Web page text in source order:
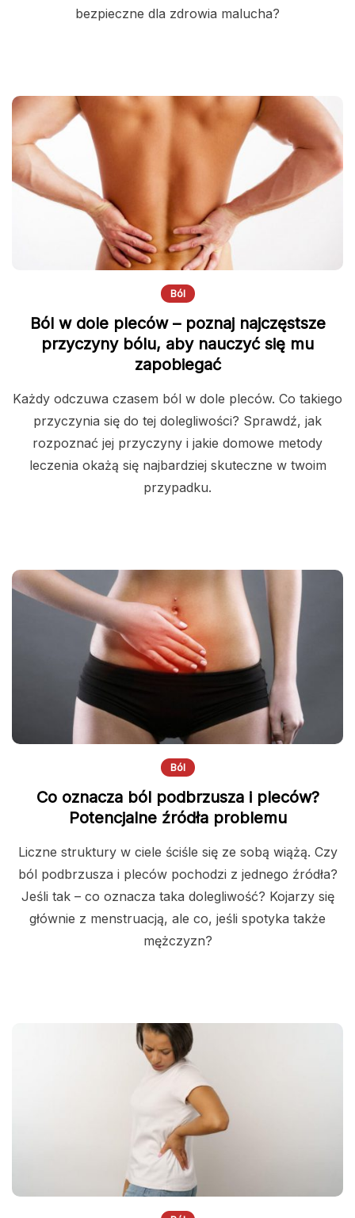
bezpieczne dla zdrowia malucha?
Ból
Ból w dole pleców – poznaj najczęstsze
przyczyny bólu, aby nauczyć się mu
zapobiegać
Każdy odczuwa czasem ból w dole pleców. Co takiego
przyczynia się do tej dolegliwości? Sprawdź, jak
rozpoznać jej przyczyny i jakie domowe metody
leczenia okażą się najbardziej skuteczne w twoim
przypadku.
Ból
Co oznacza ból podbrzusza i pleców?
Potencjalne źródła problemu
Liczne struktury w ciele ściśle się ze sobą wiążą. Czy
ból podbrzusza i pleców pochodzi z jednego źródła?
Jeśli tak – co oznacza taka dolegliwość? Kojarzy się
głównie z menstruacją, ale co, jeśli spotyka także
mężczyzn?